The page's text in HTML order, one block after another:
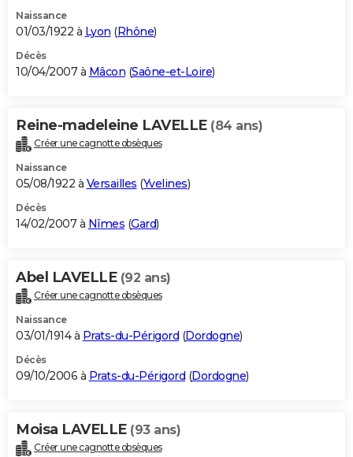
Naissance
01/03/1922 à Lyon (Rhône)
Décès
10/04/2007 à Mâcon (Saône-et-Loire)
Reine-madeleine LAVELLE (84 ans)
Créer une cagnotte obsèques
Naissance
05/08/1922 à Versailles (Yvelines)
Décès
14/02/2007 à Nîmes (Gard)
Abel LAVELLE (92 ans)
Créer une cagnotte obsèques
Naissance
03/01/1914 à Prats-du-Périgord (Dordogne)
Décès
09/10/2006 à Prats-du-Périgord (Dordogne)
Moisa LAVELLE (93 ans)
Créer une cagnotte obsèques